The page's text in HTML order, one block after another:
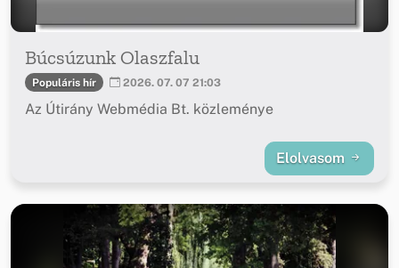
Búcsúzunk Olaszfalu
Populáris hír 2026. 07. 07 21:03
Az Útirány Webmédia Bt. közleménye
Elolvasom